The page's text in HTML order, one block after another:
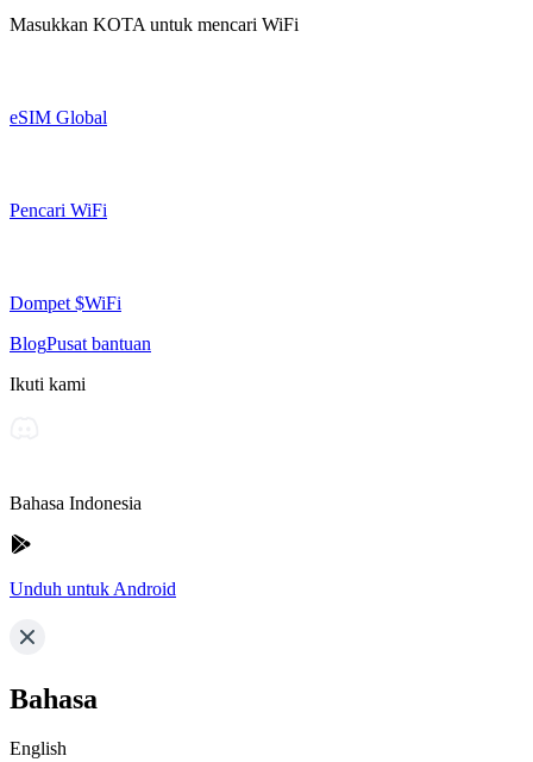
Masukkan KOTA untuk mencari WiFi
eSIM Global
Pencari WiFi
Dompet $WiFi
BlogPusat bantuan
Ikuti kami
Bahasa Indonesia
Unduh untuk Android
Bahasa
English